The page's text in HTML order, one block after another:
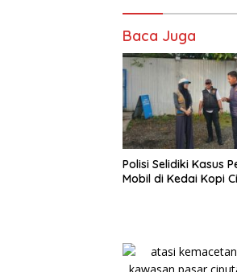
Baca Juga
Polisi Selidiki Kasus
Mobil di Kedai Kopi